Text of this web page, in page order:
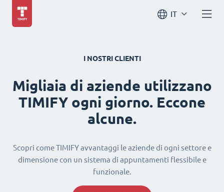
IT
I NOSTRI CLIENTI
Migliaia di aziende utilizzano
TIMIFY ogni giorno. Eccone
alcune.
Scopri come TIMIFY avvantaggi le aziende di ogni settore e
dimensione con un sistema di appuntamenti flessibile e
funzionale.